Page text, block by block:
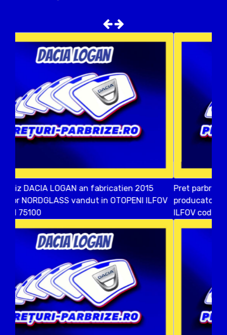
Pret parbriz DACIA LOGAN an fabricatien 2014
producator SAINT GOBAIN vandut in PASAREA
ILFOV cod postal 77032